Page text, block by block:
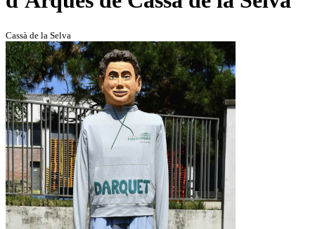
Cassà de la Selva